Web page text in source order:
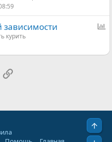
О
зависимости
курить
почта
Ссылка